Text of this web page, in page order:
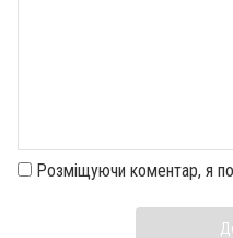
Розміщуючи коментар, я